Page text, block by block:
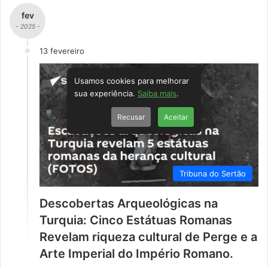
fev
- 2025 -
13 fevereiro
Tribuna do Sertão
Descobertas Arqueológicas na
Turquia: Cinco Estátuas Romanas
Revelam riqueza cultural de Perge e a
Arte Imperial do Império Romano.
Usamos cookies para melhorar
sua experiência. Saiba mais.
Recusar Aceitar